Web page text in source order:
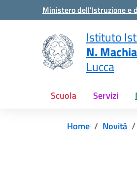
Vai ai contenuti
Vai al menu di navigazione
Ministero dell'Istruzione e
Istituto
N.
Lucca
Scuola Servizi
Home Novità